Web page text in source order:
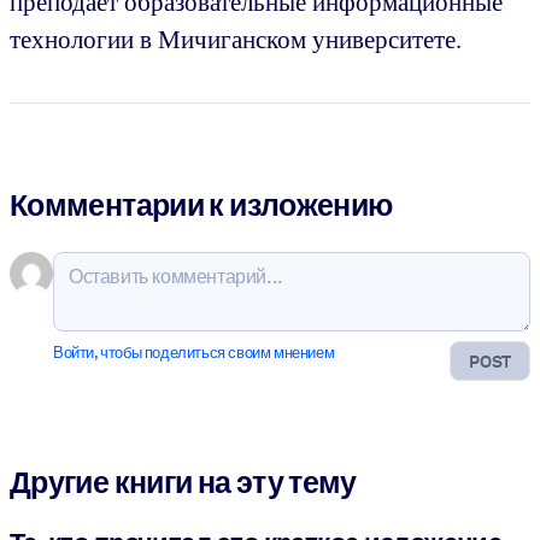
технологии в Мичиганском университете.
Комментарии к изложению
POST
Войти, чтобы поделиться своим мнением
Другие книги на эту тему